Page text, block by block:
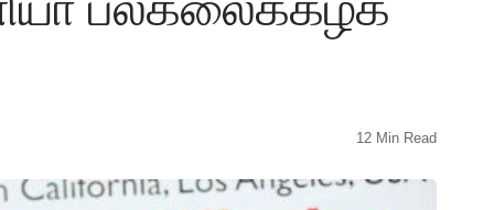
12 Min Read